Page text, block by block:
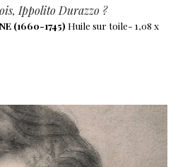
Ippolito Durazzo ?
(1660-1745) Huile sur toile- 1,08 x